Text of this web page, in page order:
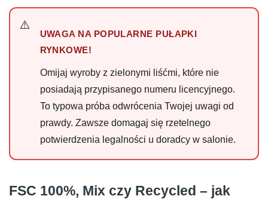
UWAGA NA POPULARNE PUŁAPKI
RYNKOWE!
Omijaj wyroby z zielonymi liśćmi, które nie
posiadają przypisanego numeru licencyjnego.
To typowa próba odwrócenia Twojej uwagi od
prawdy. Zawsze domagaj się rzetelnego
potwierdzenia legalności u doradcy w salonie.
FSC 100%, Mix czy Recycled – jak